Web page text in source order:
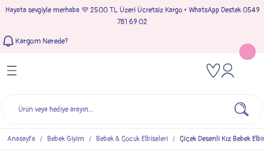
Hayata sevgiyle merhaba 💜 2500 TL Üzeri Ücretsiz Kargo • WhatsApp Destek 0549
781 69 02
Kargom Nerede?
Geri Dön
Geri Dön
Geri Dön
Geri Dön
Anasayfa Bebek Giyim Bebek & Çocuk Elbiseleri Çiçek Desenli Kız Bebek